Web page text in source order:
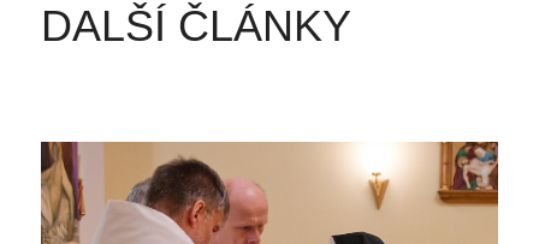
DALŠÍ ČLÁNKY